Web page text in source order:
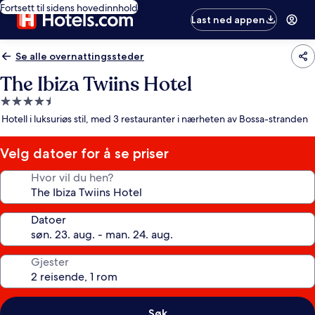
Fortsett til sidens hovedinnhold
Last ned appen
Se alle overnattingssteder
The Ibiza Twiins Hotel
Overnattingssted
med
stjerner
Hotell i luksuriøs stil, med 3 restauranter i nærheten av Bossa-stranden
Velg datoer for å se priser
Hvor vil du hen?
Datoer
Gjester